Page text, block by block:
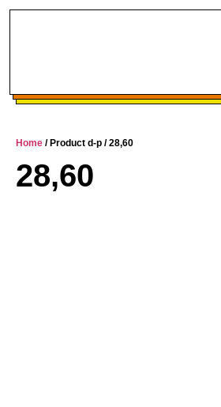
Home / Product d-p / 28,60
28,60